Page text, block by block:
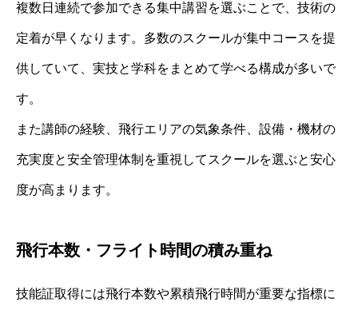
複数日連続で参加できる集中講習を選ぶことで、技術の
定着が早くなります。多数のスクールが集中コースを提
供していて、実技と学科をまとめて学べる構成が多いで
す。
また講師の経験、飛行エリアの気象条件、設備・機材の
充実度と安全管理体制を重視してスクールを選ぶと安心
度が高まります。
飛行本数・フライト時間の積み重ね
技能証取得には飛行本数や累積飛行時間が重要な指標に